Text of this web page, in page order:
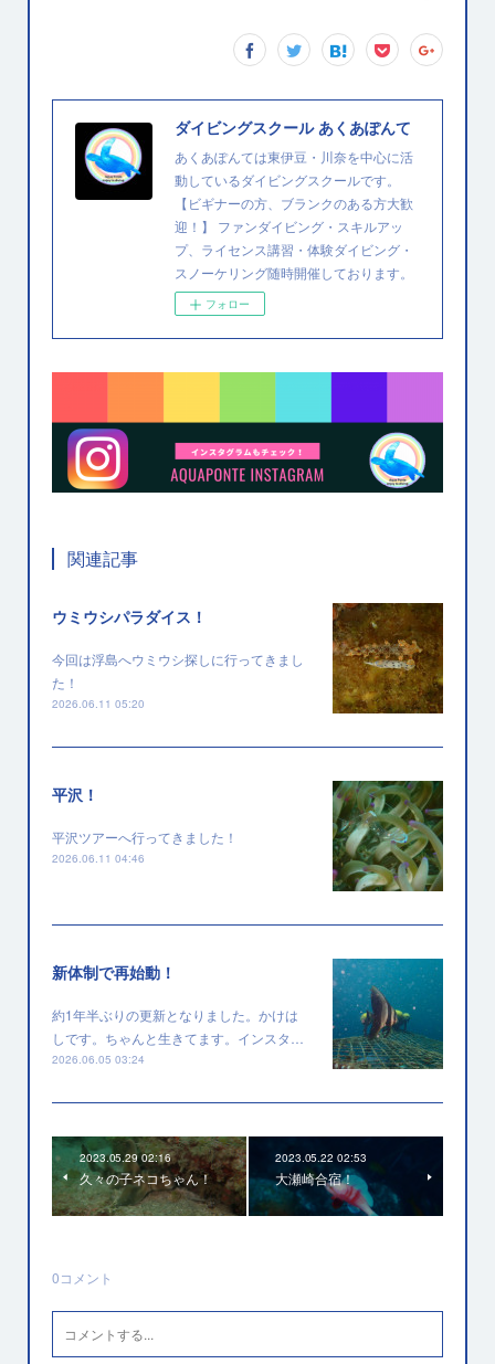
ダイビングスクール あくあぽんて
あくあぽんては東伊豆・川奈を中心に活
動しているダイビングスクールです。
【ビギナーの方、ブランクのある方大歓
迎！】 ファンダイビング・スキルアッ
プ、ライセンス講習・体験ダイビング・
スノーケリング随時開催しております。
フォロー
関連記事
ウミウシパラダイス！
今回は浮島へウミウシ探しに行ってきまし
た！
2026.06.11 05:20
平沢！
平沢ツアーへ行ってきました！
2026.06.11 04:46
新体制で再始動！
約1年半ぶりの更新となりました。かけは
しです。ちゃんと生きてます。インスタ…
2026.06.05 03:24
2023.05.29 02:16
久々の子ネコちゃん！
2023.05.22 02:53
大瀬崎合宿！
0コメント